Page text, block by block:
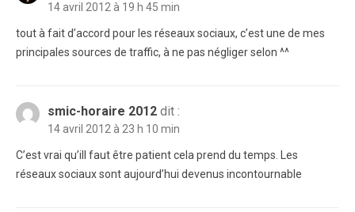
14 avril 2012 à 19 h 45 min
tout à fait d’accord pour les réseaux sociaux, c’est une de mes
principales sources de traffic, à ne pas négliger selon ^^
smic-horaire 2012 dit :
14 avril 2012 à 23 h 10 min
C’est vrai qu’ill faut être patient cela prend du temps. Les
réseaux sociaux sont aujourd’hui devenus incontournable